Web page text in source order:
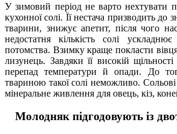
У зимовий період не варто нехтувати
кухонної солі. Її нестача призводить до
тварини, знижує апетит, після чого
недостатня кількість солі
потомства. Взимку краще покласти
лизунець. Завдяки її високій
перепад температури й опади. До
твариною такої солі неможливо.
мінеральне живлення для овець, кіз,
Молодняк підгодовують із